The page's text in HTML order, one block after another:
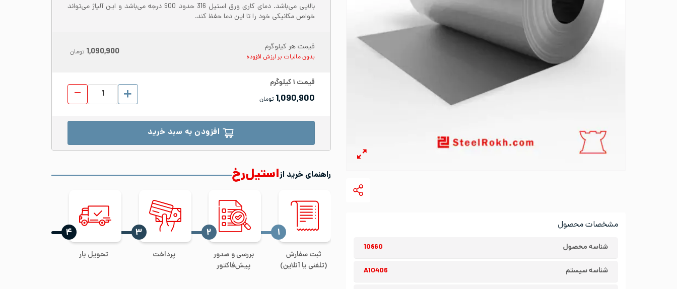
مشخصات محصول
شناسه محصول 10860
شناسه سیستم A10406
بالایی می‌باشد. دمای کاری ورق استیل 316 حدود 900 درجه می‌باشد و این آلیاژ می‌تواند
خواص مکانیکی خود را تا این دما حفظ کند.
قیمت هر کیلوگرم
بدون مالیات بر ارزش افزوده 1,090,900 تومان
قیمت ۱کیلوگرم
1,090,900 تومان
ورق رول استیل 316L عرض 1250 ضخامت 8 مات No.1 عدد
افزودن به سبد خرید
راهنمای خرید ازاستیل‌رخ
ثبت سفارش
(تلفنی یا آنلاین)
‍۱
بررسی و صدور
پیش‌فاکتور
‍۲
پرداخت
‍۳
تحویل بار
‍۴